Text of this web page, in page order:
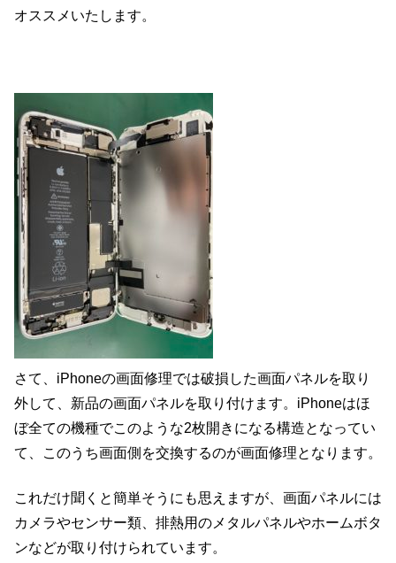
オススメいたします。
さて、iPhoneの画面修理では破損した画面パネルを取り
外して、新品の画面パネルを取り付けます。iPhoneはほ
ぼ全ての機種でこのような2枚開きになる構造となってい
て、このうち画面側を交換するのが画面修理となります。
これだけ聞くと簡単そうにも思えますが、画面パネルには
カメラやセンサー類、排熱用のメタルパネルやホームボタ
ンなどが取り付けられています。